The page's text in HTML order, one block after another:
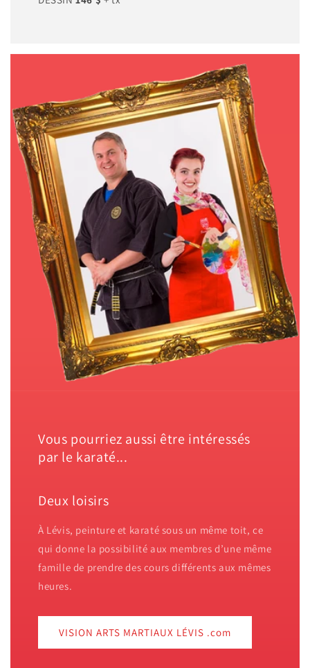
Vous pourriez aussi être intéressés
par le karaté...
Deux loisirs
À Lévis, peinture et karaté sous un même toit, ce
qui donne la possibilité aux membres d’une même
famille de prendre des cours différents aux mêmes
heures.
VISION ARTS MARTIAUX LÉVIS .com